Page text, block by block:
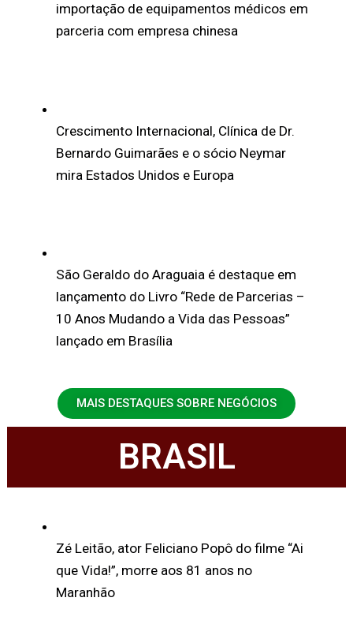
importação de equipamentos médicos em
parceria com empresa chinesa
Crescimento Internacional, Clínica de Dr.
Bernardo Guimarães e o sócio Neymar
mira Estados Unidos e Europa
São Geraldo do Araguaia é destaque em
lançamento do Livro “Rede de Parcerias –
10 Anos Mudando a Vida das Pessoas”
lançado em Brasília
MAIS DESTAQUES SOBRE NEGÓCIOS
BRASIL
Zé Leitão, ator Feliciano Popô do filme “Ai
que Vida!”, morre aos 81 anos no
Maranhão